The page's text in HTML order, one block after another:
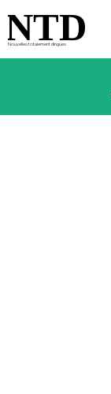
Nouvelles totalement dingues
NTD